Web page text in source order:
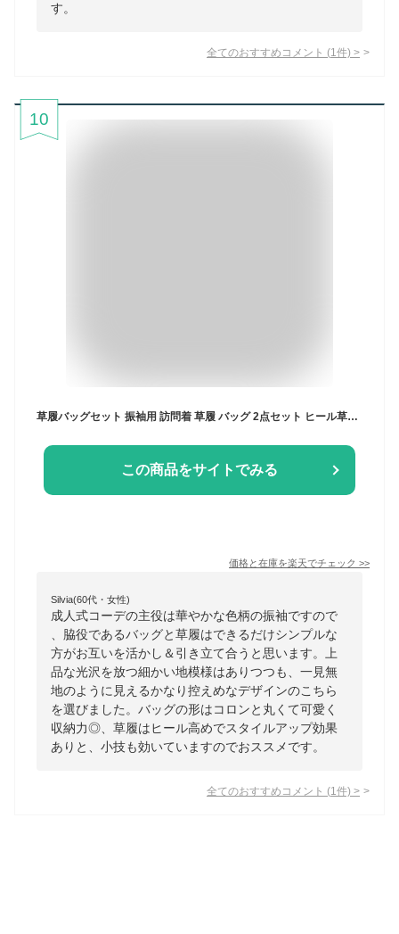
す。
全てのおすすめコメント (1 件) >
10
草履バッグセット 振袖用 訪問着 草履 バッグ 2点セット ヒール草履 厚底 3枚芯 F寸 (M〜L) 成人式 日本製 ニュアンスカラー ハイクラス 礼装 フォーマル セミフォーマル ホログラム柄 光沢 選べる11種 和装 袴姿 礼装 和装バッグ 卒業式 ママ振 アンティーク着物 レディース
この商品をサイトでみる
価格と在庫を楽天でチェック >>
Silvia(60代・女性)
成人式コーデの主役は華やかな色柄の振袖ですので
、脇役であるバッグと草履はできるだけシンプルな
方がお互いを活かし＆引き立て合うと思います。上
品な光沢を放つ細かい地模様はありつつも、一見無
地のように見えるかなり控えめなデザインのこちら
を選びました。バッグの形はコロンと丸くて可愛く
収納力◎、草履はヒール高めでスタイルアップ効果
ありと、小技も効いていますのでおススメです。
全てのおすすめコメント (1 件) >